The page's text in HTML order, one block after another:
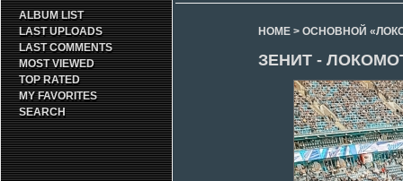
ALBUM LIST
LAST UPLOADS
LAST COMMENTS
MOST VIEWED
TOP RATED
MY FAVORITES
SEARCH
HOME> ОСНОВНОЙ
ЗЕНИТ -